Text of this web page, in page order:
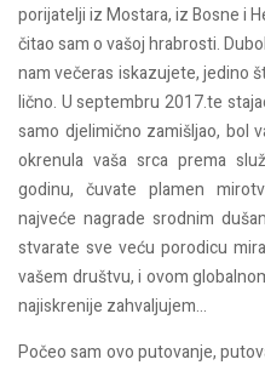
porijatelji iz Mostara, iz Bosne i
čitao sam o vašoj hrabrosti.
nam večeras iskazujete, jedino
lično. U septembru 2017.te
samo djelimično zamišljao, bol
okrenula vaša srca prema
godinu, čuvate plamen
najveće nagrade srodnim
stvarate sve veću porodicu
vašem društvu, i ovom
najiskrenije zahvaljujem…
Počeo sam ovo putovanje,